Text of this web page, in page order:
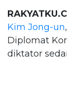
Kim Jong-un
Diplomat
diktator